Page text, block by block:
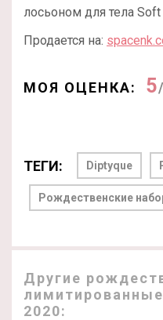
лосьоном для тела
Продается на:
МОЯ ОЦЕНКА: 5
ТЕГИ: Diptyque
Рождественские
Другие
2020: